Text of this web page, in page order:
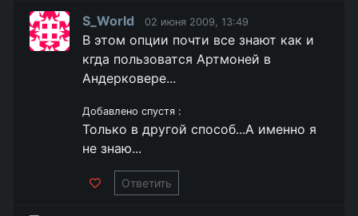
S_World 02 июня 2009, 13:49
В этом опции почти все знают как и
кгда пользоватся Артмоней в
Андерковере...
Добавлено спустя :
Только в другой способ...А именно я
не знаю...
Ответить